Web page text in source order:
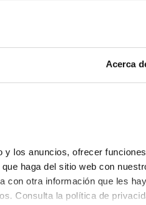
Acerca
los anuncios, ofrecer
haga del sitio web con
con otra información que les